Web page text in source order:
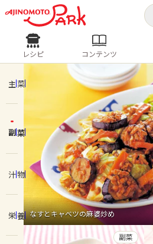
ログインするとレシピを
ログイン
ホーム
コンテンツ
レシピ
トーク
レシピ
人気の食材・レシピ
きゅうり なす トマト
ピーマン
みょうが ゴ
レシピ コンテンツ
主菜
副菜
汁物
栄養 なすとキャベツの麻婆炒め
副菜